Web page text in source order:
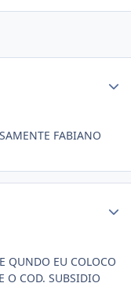
FABIANO
QUNDO EU COLOCO
O COD. SUBSIDIO